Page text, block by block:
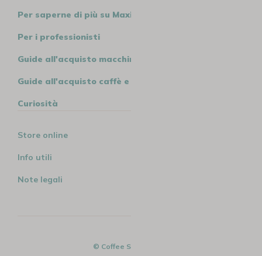
Per saperne di più su MaxiCoffee
Per i professionisti
Guide all'acquisto macchine
Guide all'acquisto caffè e tè
Curiosità
Store online
Info utili
Note legali
© Coffee Spirit - 2026